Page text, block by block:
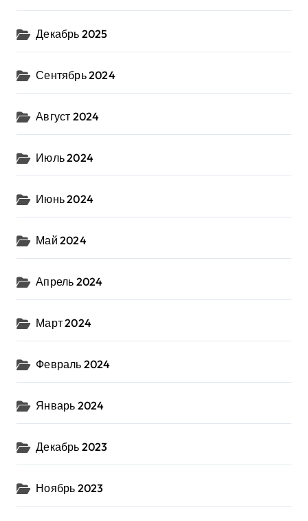
Декабрь 2025
Сентябрь 2024
Август 2024
Июль 2024
Июнь 2024
Май 2024
Апрель 2024
Март 2024
Февраль 2024
Январь 2024
Декабрь 2023
Ноябрь 2023